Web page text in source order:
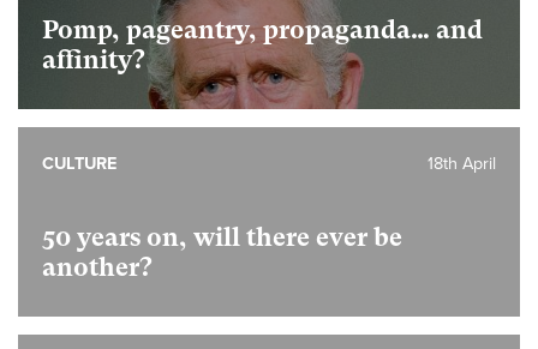
Pomp, pageantry, propaganda… and
affinity?
50 years on, will there ever be
another?
18th April
CULTURE